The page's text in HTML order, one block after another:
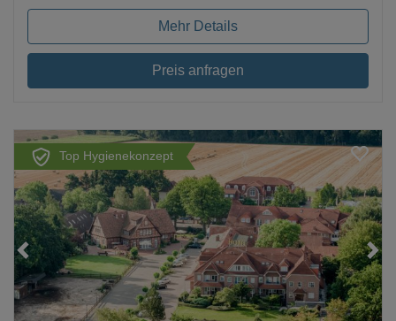
Mehr Details
Preis anfragen
Top Hygienekonzept
Loading...